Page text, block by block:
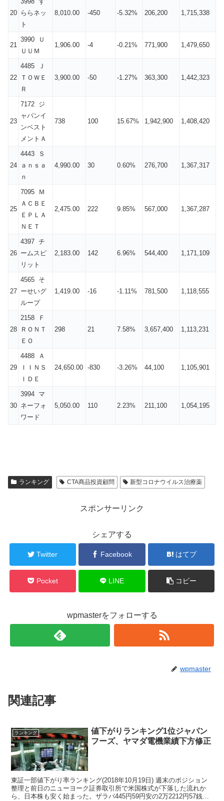
20 ららネッ
ト
8,010.00 -450 -5.32% 206,200 1,715,338
21
3990 Ｕ
ＵＵＭ
1,906.00 -4 -0.21% 771,900 1,479,650
22
4485 Ｊ
ＴＯＷＥ
Ｒ
3,900.00 -50 -1.27% 363,300 1,442,323
23
7172 ジ
ャパンイ
ンベスト
メントＡ
738 100 15.67% 1,942,900 1,408,420
24
4443 Ｓ
ａｎｓａ
ｎ
4,990.00 30 0.60% 276,700 1,367,317
25
7095 Ｍ
ＡＣＢＥ
ＥＰＬＡ
ＮＥＴ
2,475.00 222 9.85% 567,000 1,367,287
26
4397 チ
ームスピ
リット
2,183.00 142 6.96% 544,400 1,171,109
27
4565 そ
ーせいグ
ループ
1,419.00 -16 -1.11% 781,500 1,118,555
28
2158 Ｆ
ＲＯＮＴ
ＥＯ
298 21 7.58% 3,657,400 1,113,231
29
4488 Ａ
ＩＩＮＳ
ＩＤＥ
24,650.00 -830 -3.26% 44,100 1,105,901
30
3994 マ
ネーフォ
ワード
5,050.00 110 2.23% 211,100 1,054,195
ランキング CTA商品投資顧問 新型コロナウイルス治療薬
スポンサーリンク
シェアする
Twitter Facebook はてブ
Pocket LINE コピー
wpmasterをフォローする
wpmaster
関連記事
ランキング
値下がりランキング1位ジャパン
フーズ、ヤマダ電機業績下方修正
東証一部値下がり率ランキング(2018年10月19日) 週末のポジション
整理と前日のニューヨーク証券取引所で米国株式が下落した流れか
ら、日本株も安く始まった。ザラバ445円59円安の2万2212円57銭ま